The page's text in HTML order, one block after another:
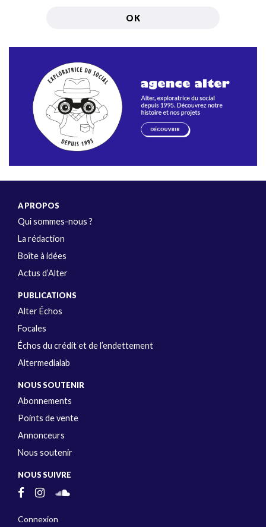
A PROPOS
Qui sommes-nous ?
La rédaction
Boîte à idées
Actus d’Alter
PUBLICATIONS
Alter Échos
Focales
Échos du crédit et de l’endettement
Altermedialab
NOUS SOUTENIR
Abonnements
Points de vente
Annonceurs
Nous soutenir
NOUS SUIVRE
Connexion